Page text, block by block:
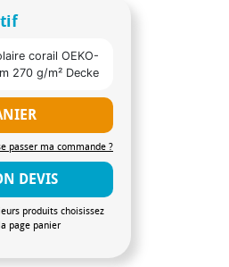
corail OEKO-
270 g/m² Decke
passer ma commande ?
DEVIS
produits choisissez
page panier